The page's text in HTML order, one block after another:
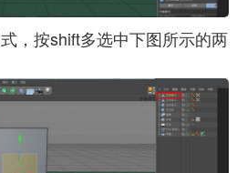
，按shift多选中下图所示的两